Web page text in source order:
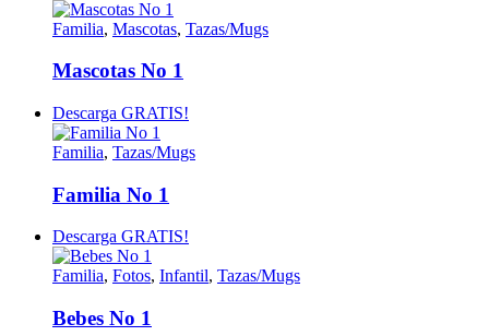
Familia, Mascotas, Tazas/Mugs
Mascotas No 1
Descarga GRATIS!
Familia, Tazas/Mugs
Familia No 1
Descarga GRATIS!
Familia, Fotos, Infantil, Tazas/Mugs
Bebes No 1